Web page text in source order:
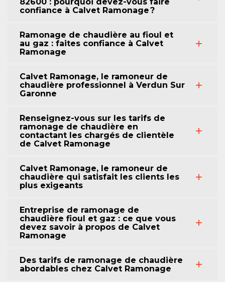
confiance à Calvet Ramonage ?
Ramonage de chaudière au fioul et
au gaz : faites confiance à Calvet
Ramonage
Calvet Ramonage, le ramoneur de
chaudière professionnel à Verdun Sur
Garonne
Renseignez-vous sur les tarifs de
ramonage de chaudière en
contactant les chargés de clientèle
de Calvet Ramonage
Calvet Ramonage, le ramoneur de
chaudière qui satisfait les clients les
plus exigeants
Entreprise de ramonage de
chaudière fioul et gaz : ce que vous
devez savoir à propos de Calvet
Ramonage
Des tarifs de ramonage de chaudière
abordables chez Calvet Ramonage